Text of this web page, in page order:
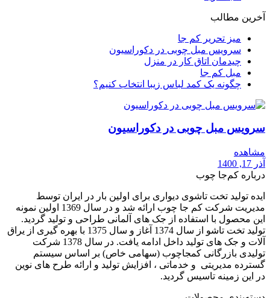
آخرین مطالب
میز تحریر کم جا
سرویس مبل چوبی در دکوراسیون
چیدمان اتاق کار در منزل
مبل کم جا
چگونه یک کمد لباس زیبا انتخاب کنیم؟
سرویس مبل چوبی در دکوراسیون
مشاهده
آذر 17, 1400
درباره کم‌جا چوب
ایده تولید تخت تاشوی دیواری برای اولین بار در ایران توسط
مدیریت شرکت کم جا چوب ارائه شد و در سال 1369 اولین نمونه
این محصول با استفاده از جک های آلمانی طراحی و تولید گردید.
تولید تخت تاشو از سال 1374 آغاز و سال 1375 با بهره گیری از یراق
آلات و جک های تولید داخل ادامه یافت. در سال 1378 شرکت
تولیدی بازرگانی کمجاچوب (سهامی خاص) بر اساس سیستم
گسترده مدیریتی و خدماتی ، افزایش تولید و ارائه طرح های نوین
در این زمینه تاسیس گردید.